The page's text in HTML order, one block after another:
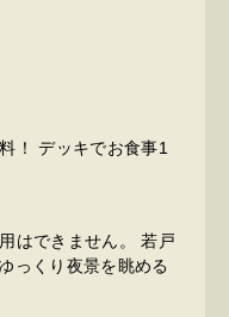
！ デッキでお食事1
はできません。 若戸
っくり夜景を眺める